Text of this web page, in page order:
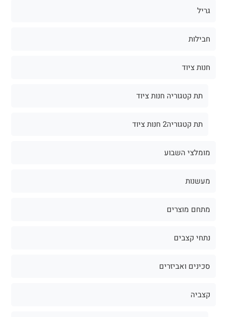
גריל
חבילות
חנות ציוד
תת קטגוריה חנות ציוד
תת קטגוריה2 חנות ציוד
מומלצי השבוע
מעשנות
מתחם מוצרים
נתחי קצבים
סכינים ואביזרים
קצביה